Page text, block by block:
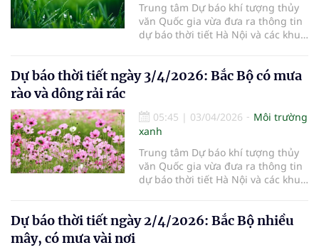
Trung tâm Dự báo khí tượng thủy
văn Quốc gia vừa đưa ra thông tin
dự báo thời tiết Hà Nội và các khu
Dự báo thời tiết ngày 3/4/2026: Bắc Bộ có mưa
rào và dông rải rác
05:45 | 03/04/2026
Môi trường
xanh
Trung tâm Dự báo khí tượng thủy
văn Quốc gia vừa đưa ra thông tin
dự báo thời tiết Hà Nội và các khu
Dự báo thời tiết ngày 2/4/2026: Bắc Bộ nhiều
mây, có mưa vài nơi